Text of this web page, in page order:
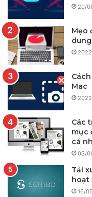
20/
Mẹo
Mac
Các
mục
cá
03/
Tải
hoạt
16/